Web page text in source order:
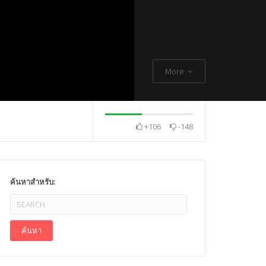
More
Thch Quang
+106 -148
ค้นหาสำหรับ: